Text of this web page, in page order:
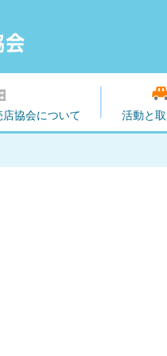
協会について 活動と